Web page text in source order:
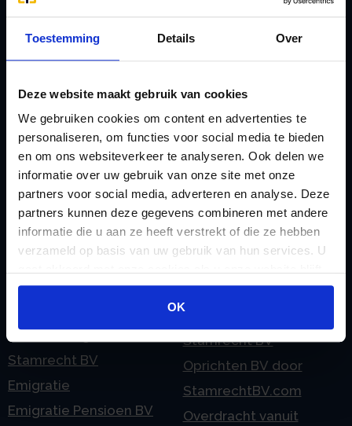
Toestemming Details Over
Deze website maakt gebruik van cookies
We gebruiken cookies om content en advertenties te
personaliseren, om functies voor social media te bieden
en om ons websiteverkeer te analyseren. Ook delen we
informatie over uw gebruik van onze site met onze
partners voor social media, adverteren en analyse. Deze
partners kunnen deze gegevens combineren met andere
informatie die u aan ze heeft verstrekt of die ze hebben
verzameld op basis van uw gebruik van hun services. U
gebruiken.
OK
Belastingdienst
rekeningnummer
Checklist IB 2023 (PDF)
Checklist IB 2023 (Word)
Checklist IB 2024 (PDF)
Checklist IB 2024 (Word)
Checklist IB 2025 (PDF)
Contact
eHerkenning voor uw
Stamrecht BV
Emigratie
Emigratie Pensioen BV
Loonadministratie
verzorgen
Mogelijkheden
Stamrecht BV
O
ODV BV
BV
Onzakelijke lening
Stamrecht BV
Oprichten BV door
StamrechtBV.com
Overdracht vanuit